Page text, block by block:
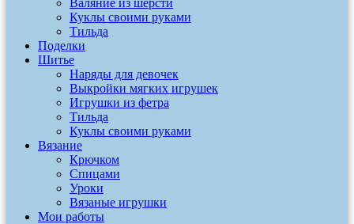
Валяние из шерсти
Куклы своими руками
Тильда
Поделки
Шитье
Наряды для девочек
Выкройки мягких игрушек
Игрушки из фетра
Тильда
Куклы своими руками
Вязание
Крючком
Спицами
Уроки
Вязаные игрушки
Мои работы